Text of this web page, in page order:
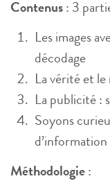
Contenus : 3
Les images
décodage
La vérité et le
La publicité :
Soyons
d’information
Méthodologie :